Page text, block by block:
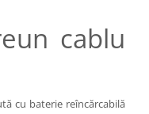
cablu
cu baterie reîncărcabilă